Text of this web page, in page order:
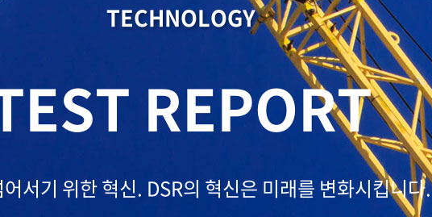
TECHNOLOGY
REPORT
서기 위한 혁신. DSR의 혁신은 미래를 변화시킵니다.